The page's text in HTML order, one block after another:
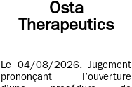
Osta
Therapeutics
Le 04/08/2026. Jugement
prononçant l’ouverture